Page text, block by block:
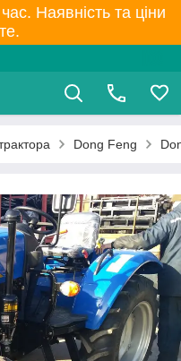
Наявність та ціни
Dong Feng